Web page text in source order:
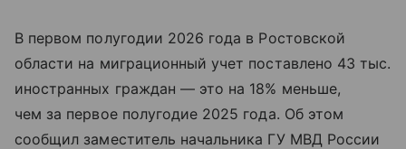
В первом полугодии 2026 года в Ростовской
области на миграционный учет поставлено 43 тыс.
иностранных граждан — это на 18% меньше,
чем за первое полугодие 2025 года. Об этом
сообщил заместитель начальника ГУ МВД России